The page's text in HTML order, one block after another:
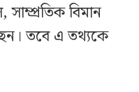
বিমান
তবে এ তথ্যকে